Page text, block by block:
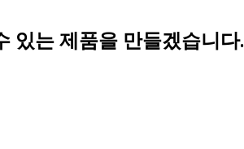
는 제품을 만들겠습니다.